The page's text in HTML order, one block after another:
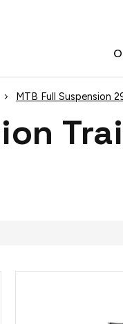
MTB Full Suspension